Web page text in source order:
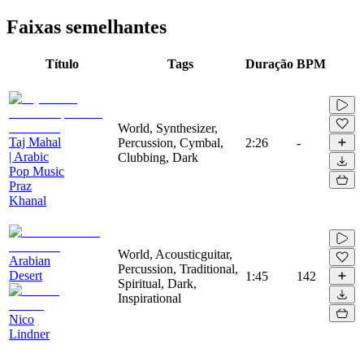
Faixas semelhantes
Título Tags Duração BPM
Taj Mahal
| Arabic
Pop Music
Praz
Khanal
World, Synthesizer,
Percussion, Cymbal,
Clubbing, Dark
2:26 -
Arabian
Desert
Nico
Lindner
World, Acousticguitar,
Percussion, Traditional,
Spiritual, Dark,
Inspirational
1:45 142